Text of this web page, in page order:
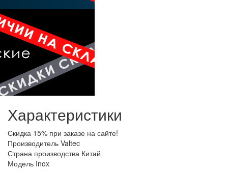
Характеристики
Скидка 15% при заказе на сайте!
Производитель Valtec
Страна производства Китай
Модель Inox